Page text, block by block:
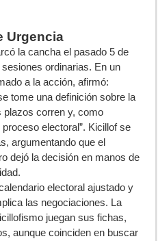
Urgencia
la cancha el pasado 5 de
ordinarias. En un
a la acción, afirmó:
tome una definición sobre la
plazos corren y, como
electoral”. Kicillof se
argumentando que el
dejó la decisión en manos de
electoral ajustado y
las negociaciones. La
juegan sus fichas,
aunque coinciden en buscar